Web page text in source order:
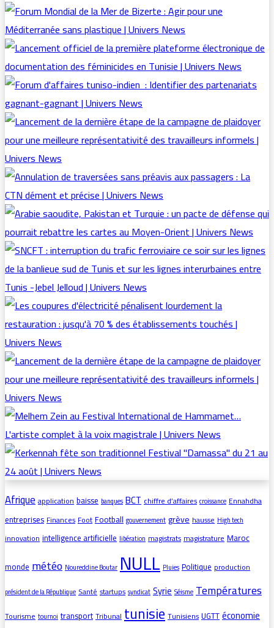
Afriqueapplicationbaisse banques BCTchiffre d’affaires croissance Ennahdha
entreprisesFinancesFootFootball gouvernement grèvehausse High tech
innovationintelligence artificielle libération magistratsmagistratureMaroc
mondemétéo Noureddine Boutar NULL Pluies Politique production
président de la République Santéstartups syndicat Syrie Séisme Températures
Tourisme tournoi transportTribunaltunisieTunisiensUGTTéconomie